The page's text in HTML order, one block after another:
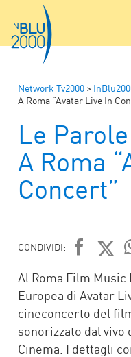
Network Tv2000 >
A Roma “Avatar Live In
Le
A Roma
Concert”
CONDIVIDI:
Al Roma Film
Europea di Avatar
cineconcerto del
sonorizzato dal vivo
Cinema. I dettagli